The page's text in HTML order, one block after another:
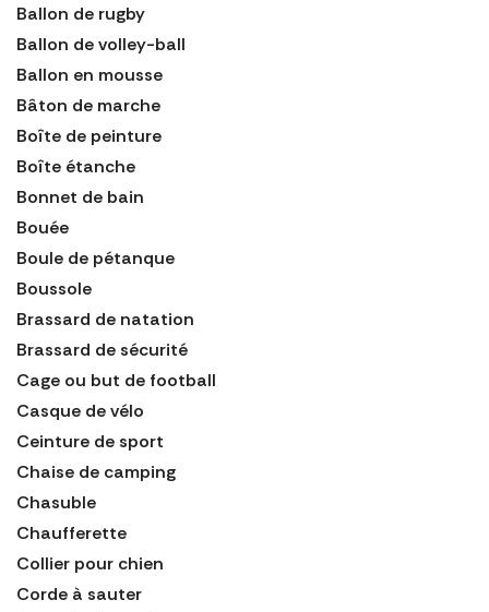
Ballon de rugby
Ballon de volley-ball
Ballon en mousse
Bâton de marche
Boîte de peinture
Boîte étanche
Bonnet de bain
Bouée
Boule de pétanque
Boussole
Brassard de natation
Brassard de sécurité
Cage ou but de football
Casque de vélo
Ceinture de sport
Chaise de camping
Chasuble
Chaufferette
Collier pour chien
Corde à sauter